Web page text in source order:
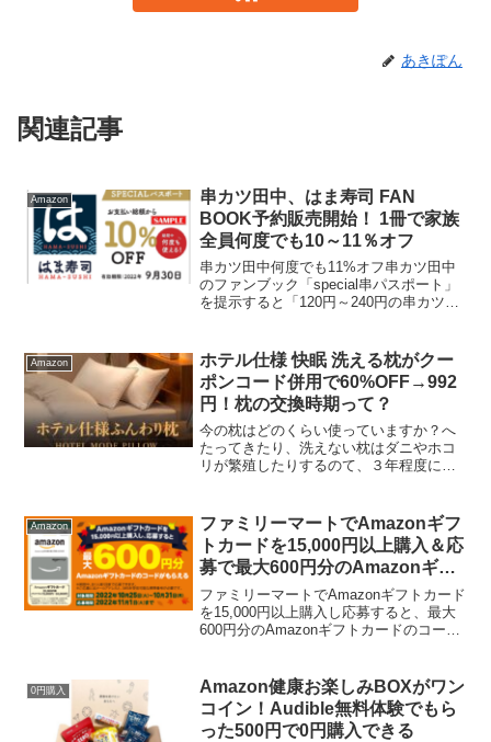
あきぽん
関連記事
Amazon
串カツ田中、はま寿司 FAN
BOOK予約販売開始！ 1冊で家族
全員何度でも10～11％オフ
串カツ田中何度でも11%オフ串カツ田中
のファンブック「special串パスポート」
を提示すると「120円～240円の串カツ全
て、1,111円(税込)!! 1,...
Amazon
ホテル仕様 快眠 洗える枕がクー
ポンコード併用で60%OFF→992
円！枕の交換時期って？
今の枕はどのくらい使っていますか？へ
たってきたり、洗えない枕はダニやホコ
リが繁殖したりするのて、３年程度に一
しょう。快眠枕が60％OFFになる特別コ
ードを提供いただきま...
Amazon
ファミリーマートでAmazonギフ
トカードを15,000円以上購入＆応
募で最大600円分のAmazonギフ
トコードがもらえる！
ファミリーマートでAmazonギフトカード
を15,000円以上購入し応募すると、最大
600円分のAmazonギフトカードのコード
円分 対象...
0円購入
Amazon健康お楽しみBOXがワン
コイン！Audible無料体験でもら
った500円で0円購入できる